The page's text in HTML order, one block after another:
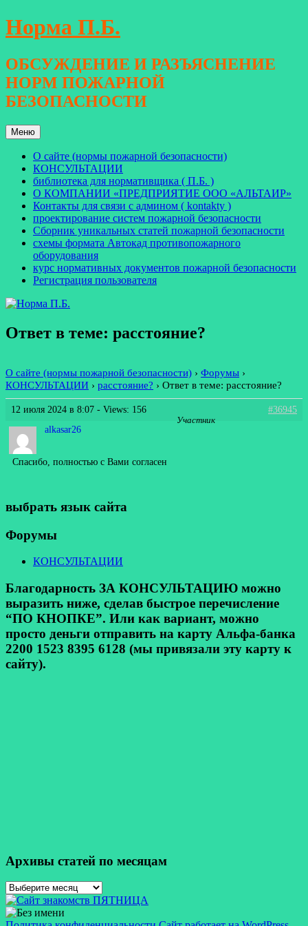
Перейти
к
Норма П.Б.
ОБСУЖДЕНИЕ И РАЗЪЯСНЕНИЕ
НОРМ ПОЖАРНОЙ
БЕЗОПАСНОСТИ
Меню
О сайте (нормы пожарной безопасности)
КОНСУЛЬТАЦИИ
библиотека для нормативщика ( П.Б. )
О КОМПАНИИ «ПРЕДПРИЯТИЕ ООО «АЛЬТАИР»
Контакты для связи с админом ( kontakty )
проектирование систем пожарной безопасности
Сборник уникальных статей пожарной безопасности
схемы формата Автокад противопожарного
оборудования
курс нормативных документов пожарной безопасности
Регистрация пользователя
Ответ в теме: расстояние?
О сайте (нормы пожарной безопасности) › Форумы ›
КОНСУЛЬТАЦИИ › расстояние? › Ответ в теме: расстояние?
12 июля 2024 в 8:07 - Views: 156
#36945
alkasar26
Участник
Спасибо, полностью с Вами согласен
выбрать язык сайта
Форумы
КОНСУЛЬТАЦИИ
Благодарность ЗА КОНСУЛЬТАЦИЮ можно
выразить ниже, сделав быстрое перечисление
“ПО КНОПКЕ”. Или как вариант, можно
просто деньги отправить на карту Альфа-банка
2200 1523 8395 6128 (мы привязали эту карту к
сайту).
Архивы статей по месяцам
Архивы
статей
по